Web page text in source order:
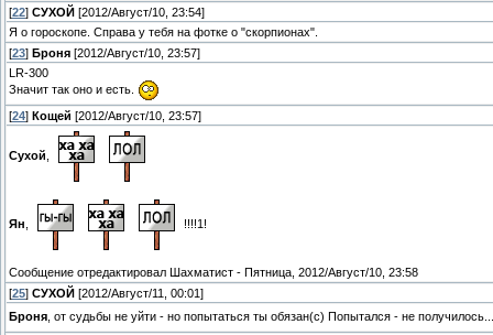
[22] СУХОЙ [2012/Август/10, 23:54]
Я о гороскопе. Справа у тебя на фотке о "скорпионах".
[23] Броня [2012/Август/10, 23:57]
LR-300
Значит так оно и есть.
[24] Кощей [2012/Август/10, 23:57]
Сухой
Ян !!!!1!
Сообщение отредактировал Шахматист - Пятница, 2012/Август/10, 23:58
[25] СУХОЙ [2012/Август/11, 00:01]
Броня , от судьбы не уйти - но попытаться ты обязан(с) Попытался - не